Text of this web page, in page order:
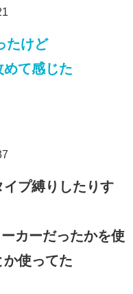
たけど
て感じた
イプ縛りしたりす
カーだったかを使
か使ってた